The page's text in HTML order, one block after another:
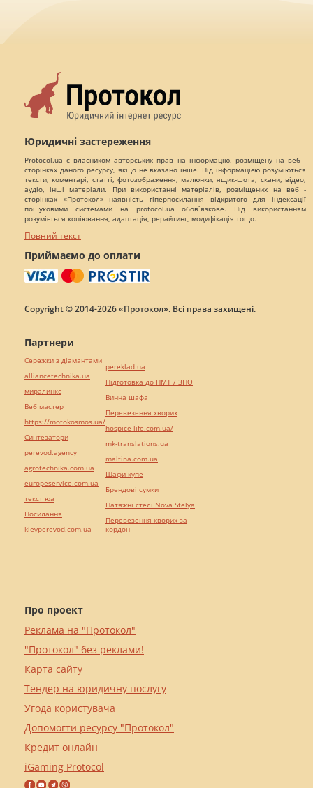
Юридичні застереження
Protocol.ua є власником авторських прав на інформацію, розміщену на веб -
сторінках даного ресурсу, якщо не вказано інше. Під інформацією розуміються
тексти, коментарі, статті, фотозображення, малюнки, ящик-шота, скани, відео,
аудіо, інші матеріали. При використанні матеріалів, розміщених на веб -
сторінках «Протокол» наявність гіперпосилання відкритого для індексації
пошуковими системами на protocol.ua обов`язкове. Під використанням
розуміється копіювання, адаптація, рерайтинг, модифікація тощо.
Повний текст
Приймаємо до оплати
Copyright © 2014-2026 «Протокол». Всі права захищені.
Про проект
Реклама на "Протокол"
"Протокол" без реклами!
Карта сайту
Тендер на юридичну послугу
Угода користувача
Допомогти ресурсу "Протокол"
Кредит онлайн
iGaming Protocol
Партнери
Сережки з діамантами
alliancetechnika.ua
миралинкс
Веб мастер
https://motokosmos.ua/
Синтезатори
perevod.agency
agrotechnika.com.ua
europeservice.com.ua
текст юа
Посилання
kievperevod.com.ua
pereklad.ua
Підготовка до НМТ / ЗНО
Винна шафа
Перевезення хворих
hospice-life.com.ua/
mk-translations.ua
maltina.com.ua
Шафи купе
Брендові сумки
Натяжні стелі Nova Stelya
Перевезення хворих за
кордон